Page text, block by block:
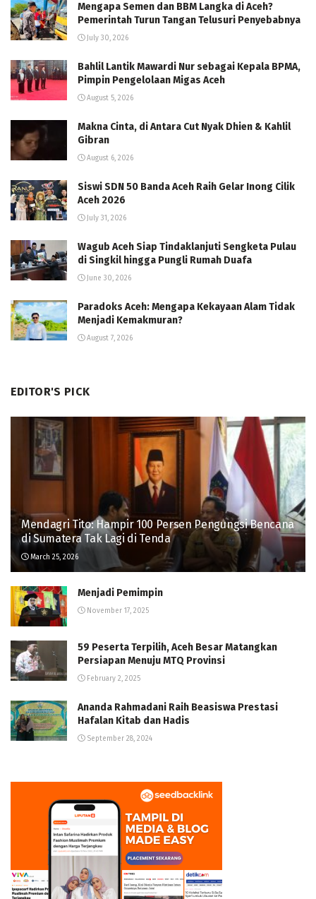
Mengapa Semen dan BBM Langka di Aceh?
Pemerintah Turun Tangan Telusuri Penyebabnya
July 30, 2026
Bahlil Lantik Mawardi Nur sebagai Kepala BPMA,
Pimpin Pengelolaan Migas Aceh
August 5, 2026
Makna Cinta, di Antara Cut Nyak Dhien & Kahlil
Gibran
August 6, 2026
Siswi SDN 50 Banda Aceh Raih Gelar Inong Cilik
Aceh 2026
July 31, 2026
Wagub Aceh Siap Tindaklanjuti Sengketa Pulau
di Singkil hingga Pungli Rumah Duafa
June 30, 2026
Paradoks Aceh: Mengapa Kekayaan Alam Tidak
Menjadi Kemakmuran?
August 7, 2026
EDITOR'S PICK
Mendagri Tito: Hampir 100 Persen Pengungsi Bencana
di Sumatera Tak Lagi di Tenda
March 25, 2026
Menjadi Pemimpin
November 17, 2025
59 Peserta Terpilih, Aceh Besar Matangkan
Persiapan Menuju MTQ Provinsi
February 2, 2025
Ananda Rahmadani Raih Beasiswa Prestasi
Hafalan Kitab dan Hadis
September 28, 2024